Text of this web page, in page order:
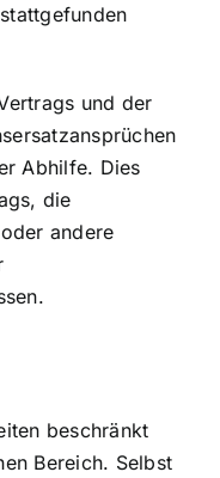
und der
Abhilfe. Dies
die
andere
beschränkt
Bereich. Selbst